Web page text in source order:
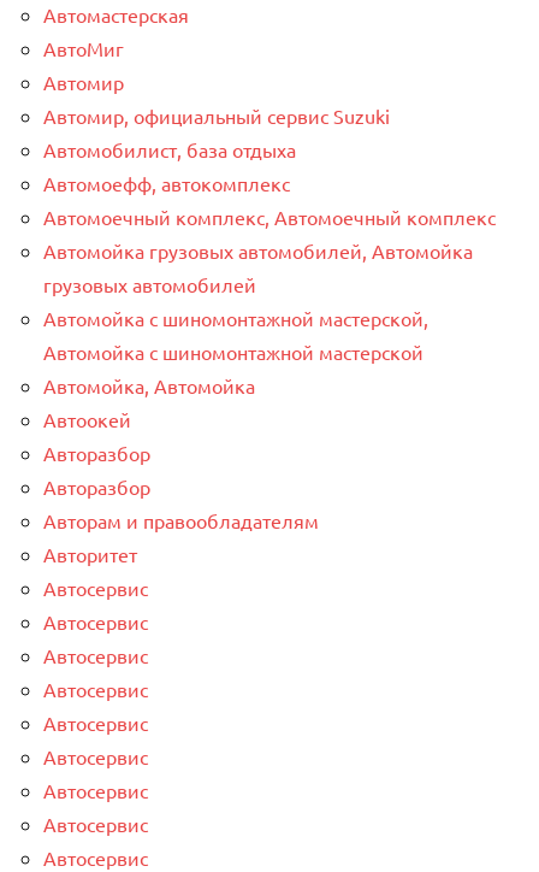
Автомастерская
АвтоМиг
Автомир
Автомир, официальный сервис Suzuki
Автомобилист, база отдыха
Автомоефф, автокомплекс
Автомоечный комплекс, Автомоечный комплекс
Автомойка грузовых автомобилей, Автомойка
грузовых автомобилей
Автомойка с шиномонтажной мастерской,
Автомойка с шиномонтажной мастерской
Автомойка, Автомойка
Автоокей
Авторазбор
Авторазбор
Авторам и правообладателям
Авторитет
Автосервис
Автосервис
Автосервис
Автосервис
Автосервис
Автосервис
Автосервис
Автосервис
Автосервис